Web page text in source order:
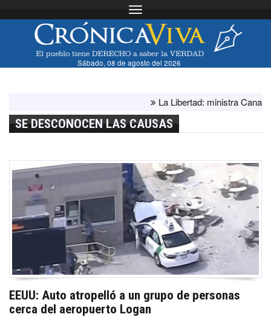
Toggle navigation
Sábado, 08 de agosto del 2026
La Libertad: ministra Canales
SE DESCONOCEN LAS CAUSAS
EEUU: Auto atropelló a un grupo de personas
cerca del aeropuerto Logan